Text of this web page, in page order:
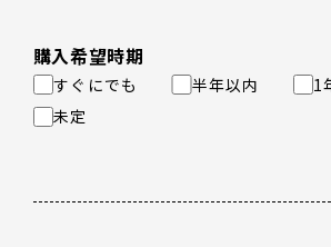
購入希望時期
すぐにでも 半年以内
1
未定